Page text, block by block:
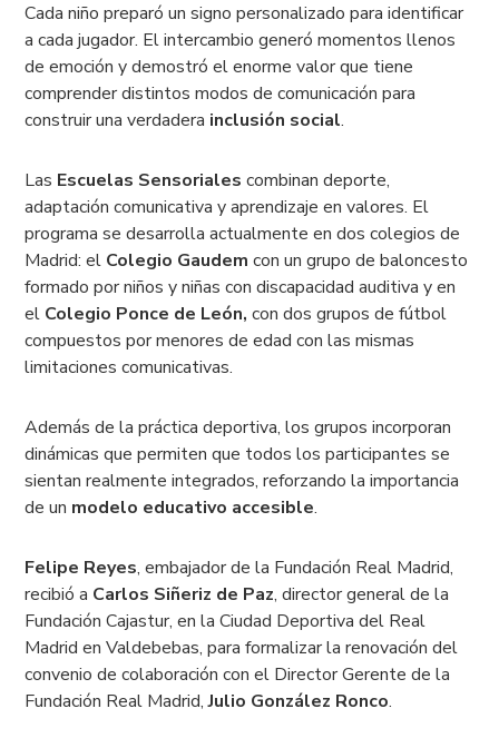
Cada niño preparó un signo personalizado para identificar
a cada jugador. El intercambio generó momentos llenos
de emoción y demostró el enorme valor que tiene
comprender distintos modos de comunicación para
construir una verdadera inclusión social.
Las Escuelas Sensoriales combinan deporte,
adaptación comunicativa y aprendizaje en valores. El
programa se desarrolla actualmente en dos colegios de
Madrid: el Colegio Gaudemcon un grupo de baloncesto
formado por niños y niñas con discapacidad auditiva y en
el Colegio Ponce de León,con dos grupos de fútbol
compuestos por menores de edad con las mismas
limitaciones comunicativas.
Además de la práctica deportiva, los grupos incorporan
dinámicas que permiten que todos los participantes se
sientan realmente integrados, reforzando la importancia
de un modelo educativo accesible.
Felipe Reyes, embajador de la Fundación Real Madrid,
recibió a Carlos Siñeriz de Paz, director general de la
Fundación Cajastur, en la Ciudad Deportiva del Real
Madrid en Valdebebas, para formalizar la renovación del
convenio de colaboración con el Director Gerente de la
Fundación Real Madrid,Julio González Ronco.